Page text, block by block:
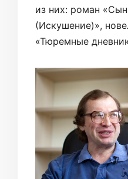
из них: роман
(Искушение)»,
«Тюремные